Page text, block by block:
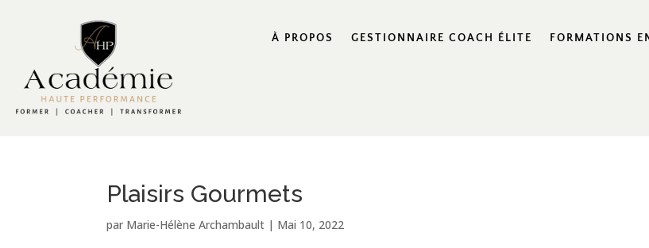
À PROPOS GESTIONNAIRE COACH ÉLITE FORMATIONS
Plaisirs Gourmets
par Marie-Hélène Archambault | Mai 10, 2022